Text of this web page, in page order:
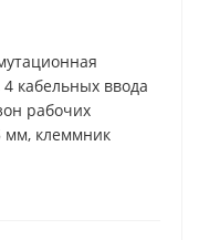
кабельных ввода
рабочих
мм, клеммник